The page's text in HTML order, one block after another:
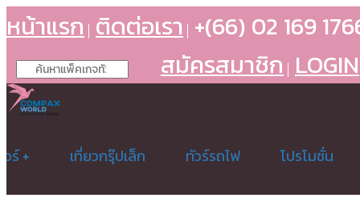
หน้าแรก ติดต่อเรา +(66) 02 169
สมัครสมาชิก LOGIN
ร์ + เที่ยวกรุ๊ปเล็ก ทัวร์รถไฟ โปรโมชั่น